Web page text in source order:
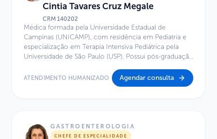
Cintia Tavares Cruz Megale
CRM 140202
Médica formada pela Universidade Estadual de
Campinas (UNICAMP), com residência em Pediatria e
especialização em Terapia Intensiva Pediátrica pela
Universidade de São Paulo (USP). Possui pós-graduação
Faculdade Sírio-Libanês, além de formação em
Avaliação e Tratamento da Dor pelo Hospital das
(RQE 562621). Atua no Hospital Infantil Sabará desde
2012, com experiência de mais de uma década em
ATENDIMENTO HUMANIZADO Agendar consulta
GASTROENTEROLOGIA
CHEFE DE ESPECIALIDADE